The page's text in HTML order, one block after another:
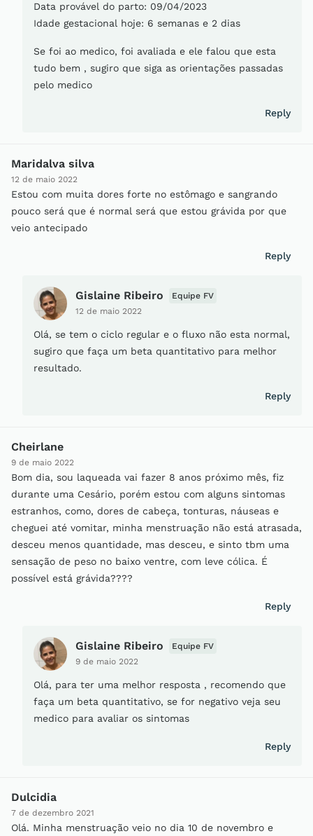
Data provável do parto: 09/04/2023
Idade gestacional hoje: 6 semanas e 2 dias
Se foi ao medico, foi avaliada e ele falou que esta
tudo bem , sugiro que siga as orientações passadas
pelo medico
Reply
Maridalva silva
12 de maio 2022
Estou com muita dores forte no estômago e sangrando
pouco será que é normal será que estou grávida por que
veio antecipado
Reply
Gislaine Ribeiro
12 de maio 2022
Equipe FV
Olá, se tem o ciclo regular e o fluxo não esta normal,
sugiro que faça um beta quantitativo para melhor
resultado.
Reply
Cheirlane
9 de maio 2022
Bom dia, sou laqueada vai fazer 8 anos próximo mês, fiz
durante uma Cesário, porém estou com alguns sintomas
estranhos, como, dores de cabeça, tonturas, náuseas e
cheguei até vomitar, minha menstruação não está atrasada,
desceu menos quantidade, mas desceu, e sinto tbm uma
sensação de peso no baixo ventre, com leve cólica. É
possível está grávida????
Reply
Gislaine Ribeiro
9 de maio 2022
Equipe FV
Olá, para ter uma melhor resposta , recomendo que
faça um beta quantitativo, se for negativo veja seu
medico para avaliar os sintomas
Reply
Dulcidia
7 de dezembro 2021
Olá. Minha menstruação veio no dia 10 de novembro e